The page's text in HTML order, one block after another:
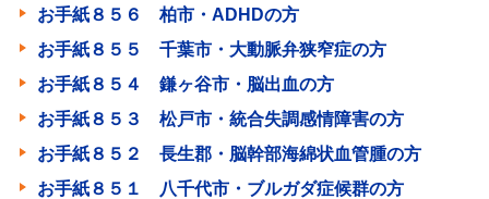
お手紙８５６ 柏市・ADHDの方
お手紙８５５ 千葉市・大動脈弁狭窄症の方
お手紙８５４ 鎌ヶ谷市・脳出血の方
お手紙８５３ 松戸市・統合失調感情障害の方
お手紙８５２ 長生郡・脳幹部海綿状血管腫の方
お手紙８５１ 八千代市・ブルガダ症候群の方